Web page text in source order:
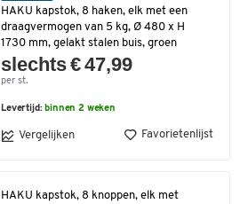
HAKU kapstok, 8 haken, elk met een
draagvermogen van 5 kg, Ø 480 x H
1730 mm, gelakt stalen buis, groen
slechts € 47,99
per st.
Levertijd: binnen 2 weken
Vergelijken Favorietenlijst
HAKU kapstok, 8 knoppen, elk met